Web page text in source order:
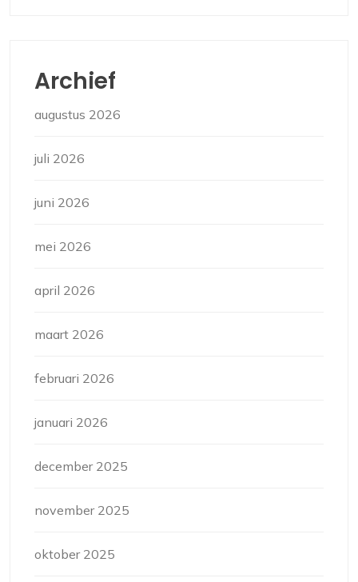
Archief
augustus 2026
juli 2026
juni 2026
mei 2026
april 2026
maart 2026
februari 2026
januari 2026
december 2025
november 2025
oktober 2025